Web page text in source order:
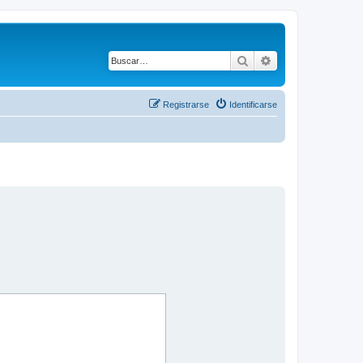
Buscar
Identificarse
Registrarse